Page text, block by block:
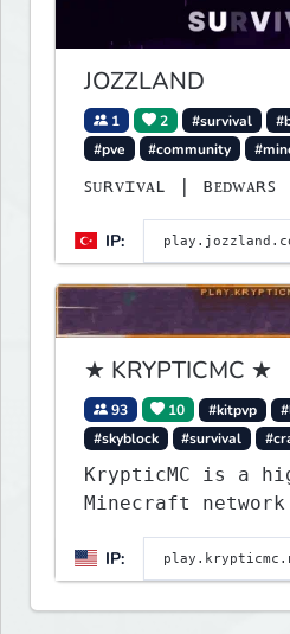
JOZZLAND
1 2 #survival
#pve
#community
ꜱᴜʀᴠɪᴠᴀʟ | ʙᴇᴅᴡᴀʀꜱ
IP:
★ KRYPTICMC ★
93 10 #kitpvp
#skyblock
#survival
KrypticMC is a
Minecraft
BEST
play. Minigames,
Lifesteal,
Bedwars, Skywars,
IP: